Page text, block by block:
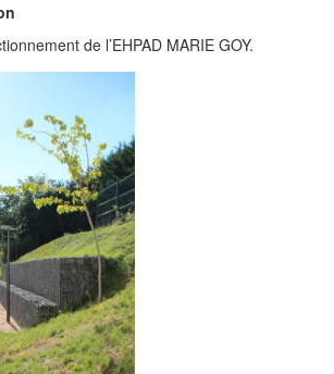
de l’EHPAD MARIE GOY.